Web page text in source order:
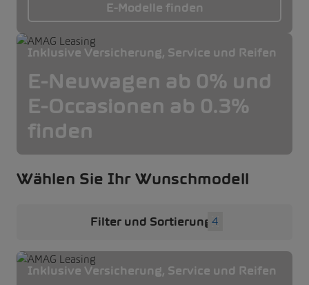
E-Modelle finden
Inklusive Versicherung, Service und Reifen
E-Neuwagen ab 0% und
E-Occasionen ab 0.3%
finden
Wählen Sie Ihr Wunschmodell
Filter und Sortierung 4
Inklusive Versicherung, Service und Reifen